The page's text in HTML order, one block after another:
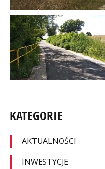
KATEGORIE
AKTUALNOŚCI
INWESTYCJE